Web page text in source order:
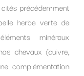
précédemment
herbe verte de
minéraux
chevaux (cuivre,
complémentation